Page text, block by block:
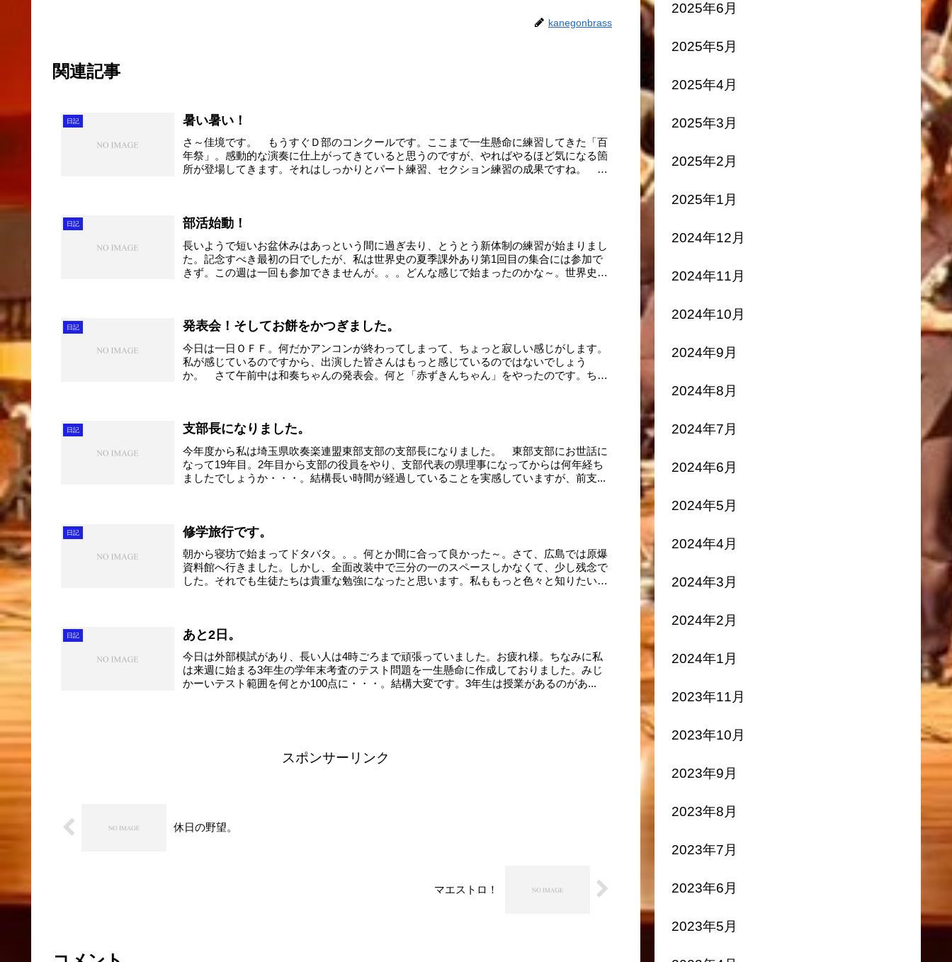
kanegonbrass
関連記事
日記 暑い暑い！
さ～佳境です。 もうすぐＤ部のコンクールです。ここまで一生懸命に練習してきた「百
年祭」。感動的な演奏に仕上がってきていると思うのですが、やればやるほど気になる箇
所が登場してきます。それはしっかりとパート練習、セクション練習の成果ですね。
日記 部活始動！
長いようで短いお盆休みはあっという間に過ぎ去り、とうとう新体制の練習が始まりまし
た。記念すべき最初の日でしたが、私は世界史の夏季課外あり第1回目の集合には参加で
きず。この週は一回も参加できませんが。。。どんな感じで始まったのかな～。世界史
日記 発表会！そしてお餅をかつぎました。
今日は一日ＯＦＦ。何だかアンコンが終わってしまって、ちょっと寂しい感じがします。
私が感じているのですから、出演した皆さんはもっと感じているのではないでしょう
か。 さて午前中は和奏ちゃんの発表会。何と「赤ずきんちゃん」をやったのです。ちな
日記 支部長になりました。
今年度から私は埼玉県吹奏楽連盟東部支部の支部長になりました。 東部支部にお世話に
なって19年目。2年目から支部の役員をやり、支部代表の県理事になってからは何年経ち
ましたでしょうか・・・。結構長い時間が経過していることを実感していますが、前支...
日記 修学旅行です。
朝から寝坊で始まってドタバタ。。。何とか間に合って良かった～。さて、広島では原爆
資料館へ行きました。しかし、全面改装中で三分の一のスペースしかなくて、少し残念で
した。それでも生徒たちは貴重な勉強になったと思います。私ももっと色々と知りたい
日記 あと2日。
今日は外部模試があり、長い人は4時ごろまで頑張っていました。お疲れ様。ちなみに私
は来週に始まる3年生の学年末考査のテスト問題を一生懸命に作成しておりました。みじ
かーいテスト範囲を何とか100点に・・・。結構大変です。3年生は授業があるのがあ...
スポンサーリンク
休日の野望。
マエストロ！
2025年6月
2025年5月
2025年4月
2025年3月
2025年2月
2025年1月
2024年12月
2024年11月
2024年10月
2024年9月
2024年8月
2024年7月
2024年6月
2024年5月
2024年4月
2024年3月
2024年2月
2024年1月
2023年11月
2023年10月
2023年9月
2023年8月
2023年7月
2023年6月
2023年5月